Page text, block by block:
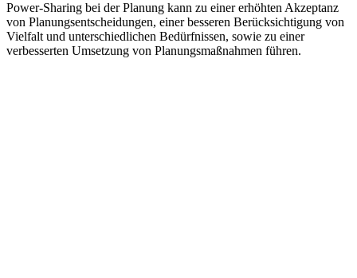
Power-Sharing bei der Planung kann zu einer erhöhten Akzeptanz
von Planungsentscheidungen, einer besseren Berücksichtigung von
Vielfalt und unterschiedlichen Bedürfnissen, sowie zu einer
verbesserten Umsetzung von Planungsmaßnahmen führen.